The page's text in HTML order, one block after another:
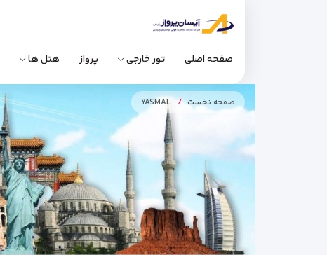
صفحه اصلی تور خارجی پرواز هتل ها
صفحه نخست YASMAL